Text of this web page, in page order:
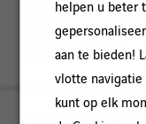
helpen u beter
aan te bieden!
vlotte navigatie
kunt op elk
Permanent